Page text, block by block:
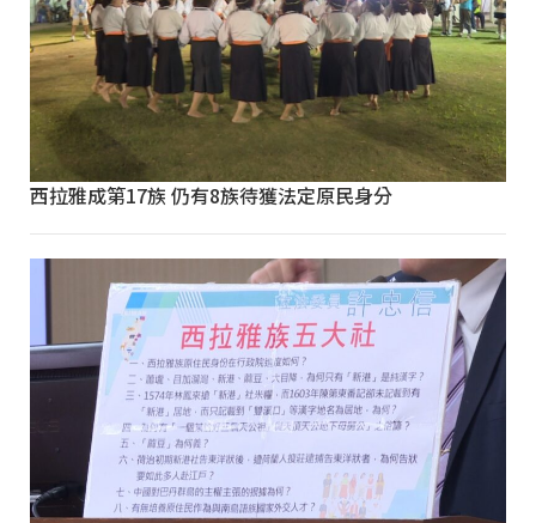
西拉雅成第17族 仍有8族待獲法定原民身分